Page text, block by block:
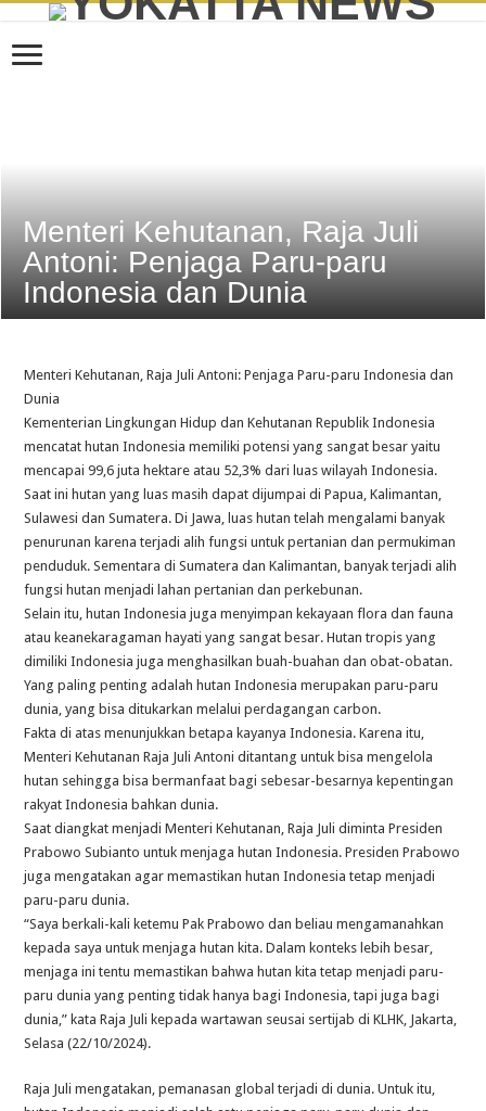
Menteri Kehutanan, Raja Juli
Antoni: Penjaga Paru-paru
Indonesia dan Dunia
Menteri Kehutanan, Raja Juli Antoni: Penjaga Paru-paru Indonesia dan
Dunia
Kementerian Lingkungan Hidup dan Kehutanan Republik Indonesia
mencatat hutan Indonesia memiliki potensi yang sangat besar yaitu
mencapai 99,6 juta hektare atau 52,3% dari luas wilayah Indonesia.
Saat ini hutan yang luas masih dapat dijumpai di Papua, Kalimantan,
Sulawesi dan Sumatera. Di Jawa, luas hutan telah mengalami banyak
penurunan karena terjadi alih fungsi untuk pertanian dan permukiman
penduduk. Sementara di Sumatera dan Kalimantan, banyak terjadi alih
fungsi hutan menjadi lahan pertanian dan perkebunan.
Selain itu, hutan Indonesia juga menyimpan kekayaan flora dan fauna
atau keanekaragaman hayati yang sangat besar. Hutan tropis yang
dimiliki Indonesia juga menghasilkan buah-buahan dan obat-obatan.
Yang paling penting adalah hutan Indonesia merupakan paru-paru
dunia, yang bisa ditukarkan melalui perdagangan carbon.
Fakta di atas menunjukkan betapa kayanya Indonesia. Karena itu,
Menteri Kehutanan Raja Juli Antoni ditantang untuk bisa mengelola
hutan sehingga bisa bermanfaat bagi sebesar-besarnya kepentingan
rakyat Indonesia bahkan dunia.
Saat diangkat menjadi Menteri Kehutanan, Raja Juli diminta Presiden
Prabowo Subianto untuk menjaga hutan Indonesia. Presiden Prabowo
juga mengatakan agar memastikan hutan Indonesia tetap menjadi
paru-paru dunia.
“Saya berkali-kali ketemu Pak Prabowo dan beliau mengamanahkan
kepada saya untuk menjaga hutan kita. Dalam konteks lebih besar,
menjaga ini tentu memastikan bahwa hutan kita tetap menjadi paru-
paru dunia yang penting tidak hanya bagi Indonesia, tapi juga bagi
dunia,” kata Raja Juli kepada wartawan seusai sertijab di KLHK, Jakarta,
Selasa (22/10/2024).
Raja Juli mengatakan, pemanasan global terjadi di dunia. Untuk itu,